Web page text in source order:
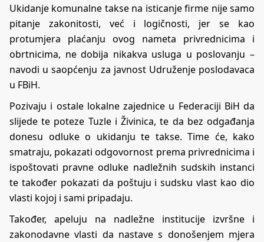
Ukidanje komunalne takse na isticanje firme nije samo
pitanje zakonitosti, već i logičnosti, jer se kao
protumjera plaćanju ovog nameta privrednicima i
obrtnicima, ne dobija nikakva usluga u poslovanju –
navodi u saopćenju za javnost Udruženje poslodavaca
u FBiH.
Pozivaju i ostale lokalne zajednice u Federaciji BiH da
slijede te poteze Tuzle i Živinica, te da bez odgađanja
donesu odluke o ukidanju te takse. Time će, kako
smatraju, pokazati odgovornost prema privrednicima i
ispoštovati pravne odluke nadležnih sudskih instanci
te također pokazati da poštuju i sudsku vlast kao dio
vlasti kojoj i sami pripadaju.
Također, apeluju na nadležne institucije izvršne i
zakonodavne vlasti da nastave s donošenjem mjera